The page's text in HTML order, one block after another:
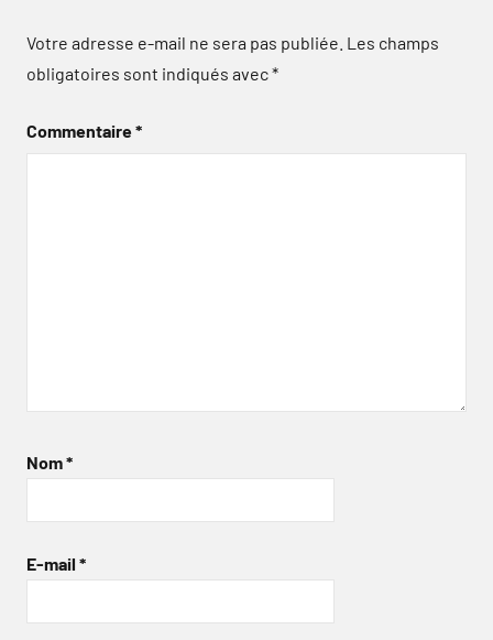
Votre adresse e-mail ne sera pas publiée. Les champs
obligatoires sont indiqués avec*
Commentaire*
Nom*
E-mail *